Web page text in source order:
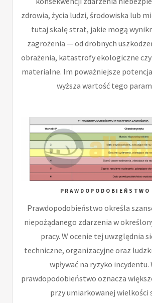
zdrowia, życia ludzi, środowiska lub
tutaj skalę strat, jakie mogą
zagrożenia — od drobnych
obrażenia, katastrofy ekologiczne
materialne. Im poważniejsze
wyższa wartość tego
Prawdopodobieństwo określa
niepożądanego zdarzenia w
pracy. W ocenie tej uwzględnia
techniczne, organizacyjne oraz
wpływać na ryzyko incydentu.
prawdopodobieństwo oznacza
przy umiarkowanej wielkości